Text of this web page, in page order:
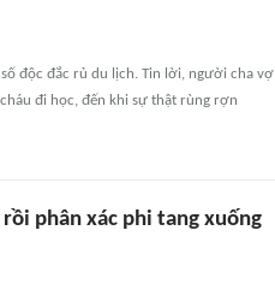
độc đắc rủ du lịch. Tin lời, người cha vợ
đi học, đến khi sự thật rùng rợn
phân xác phi tang xuống